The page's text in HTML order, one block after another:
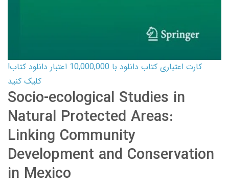
کارت اعتباری کتاب دانلود با 10,000,000 اعتبار دانلود کتاب!
کلیک کنید
Socio-ecological Studies in
Natural Protected Areas:
Linking Community
Development and Conservation
in Mexico